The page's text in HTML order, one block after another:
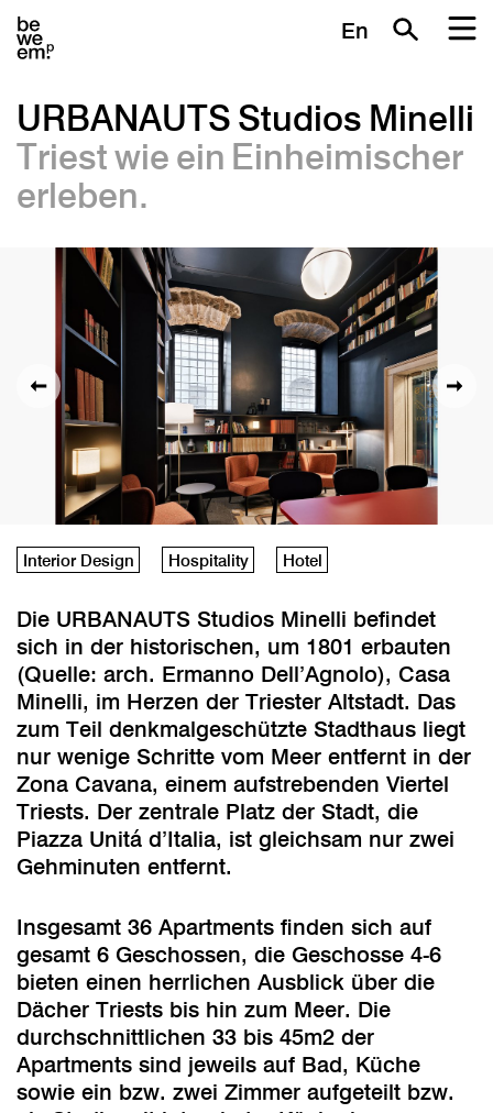
En
URBANAUTS Studios Minelli
Triest wie ein Einheimischer
erleben.
Interior Design Hospitality Hotel
Die URBANAUTS Studios Minelli befindet
sich in der historischen, um 1801 erbauten
(Quelle: arch. Ermanno Dell’Agnolo), Casa
Minelli, im Herzen der Triester Altstadt. Das
zum Teil denkmalgeschützte Stadthaus liegt
nur wenige Schritte vom Meer entfernt in der
Zona Cavana, einem aufstrebenden Viertel
Triests. Der zentrale Platz der Stadt, die
Piazza Unitá d’Italia, ist gleichsam nur zwei
Gehminuten entfernt.
Insgesamt 36 Apartments finden sich auf
gesamt 6 Geschossen, die Geschosse 4-6
bieten einen herrlichen Ausblick über die
Dächer Triests bis hin zum Meer. Die
durchschnittlichen 33 bis 45m2 der
Apartments sind jeweils auf Bad, Küche
sowie ein bzw. zwei Zimmer aufgeteilt bzw.